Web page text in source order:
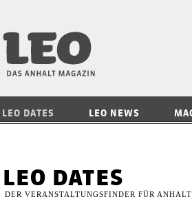
LEO DATES LEO NEWS
leo dates
DER VERANSTALTUNGSFINDER FÜR ANHALT